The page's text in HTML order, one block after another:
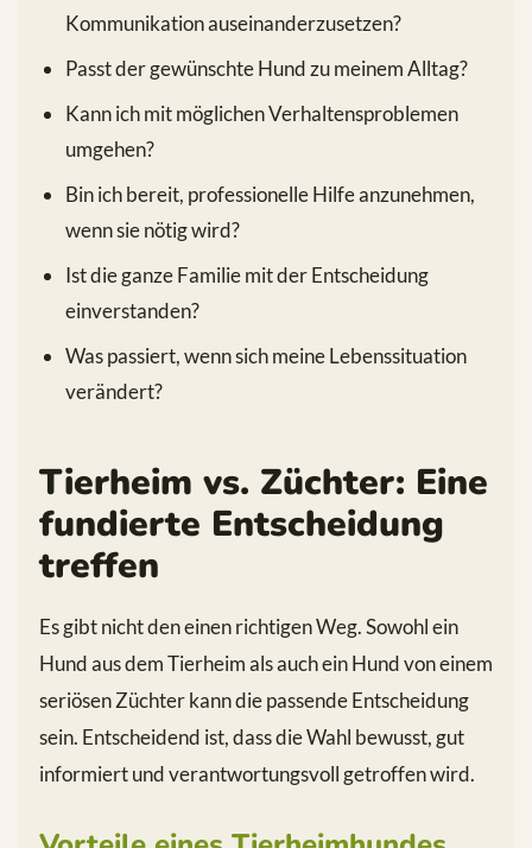
Kommunikation auseinanderzusetzen?
Passt der gewünschte Hund zu meinem Alltag?
Kann ich mit möglichen Verhaltensproblemen
umgehen?
Bin ich bereit, professionelle Hilfe anzunehmen,
wenn sie nötig wird?
Ist die ganze Familie mit der Entscheidung
einverstanden?
Was passiert, wenn sich meine Lebenssituation
verändert?
Tierheim vs. Züchter: Eine
fundierte Entscheidung
treffen
Es gibt nicht den einen richtigen Weg. Sowohl ein
Hund aus dem Tierheim als auch ein Hund von einem
seriösen Züchter kann die passende Entscheidung
sein. Entscheidend ist, dass die Wahl bewusst, gut
informiert und verantwortungsvoll getroffen wird.